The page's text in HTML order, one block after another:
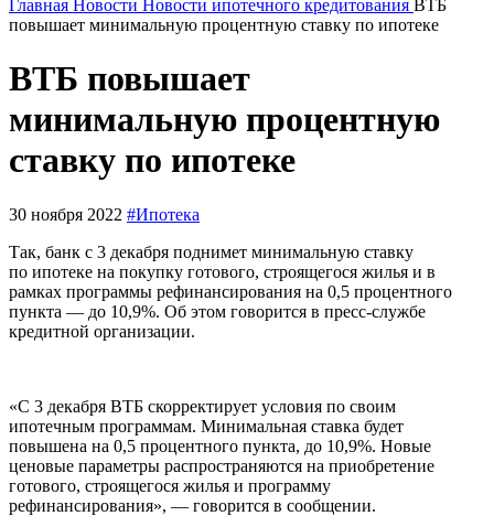
Главная Новости Новости ипотечного кредитования ВТБ
повышает минимальную процентную ставку по ипотеке
ВТБ повышает
минимальную процентную
ставку по ипотеке
30 ноября 2022 #Ипотека
Так, банк с 3 декабря поднимет минимальную ставку
по ипотеке на покупку готового, строящегося жилья и в
рамках программы рефинансирования на 0,5 процентного
пункта — до 10,9%. Об этом говорится в пресс-службе
кредитной организации.
«С 3 декабря ВТБ скорректирует условия по своим
ипотечным программам. Минимальная ставка будет
повышена на 0,5 процентного пункта, до 10,9%. Новые
ценовые параметры распространяются на приобретение
готового, строящегося жилья и программу
рефинансирования», — говорится в сообщении.